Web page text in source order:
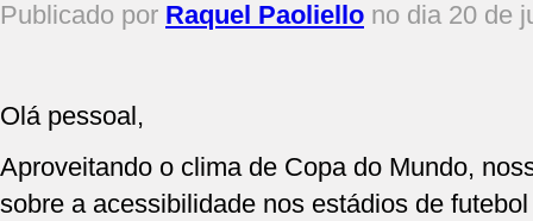
Publicado por Raquel Paoliello no dia 20 de
Olá pessoal,
Aproveitando o clima de Copa do Mundo,
sobre a acessibilidade nos estádios de